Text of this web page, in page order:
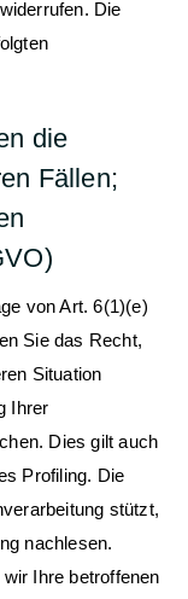
Die
die
Fällen;
von Art. 6(1)(e)
Sie das Recht,
Situation
Ihrer
Dies gilt auch
Profiling. Die
stützt,
nachlesen.
Ihre betroffenen